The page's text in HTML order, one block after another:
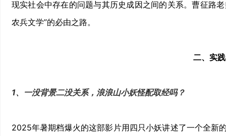
现实社会中存在的问题与其历史成因之间的关系。曹征路
农兵文学”的必由之路。
二、实
1、一没背景二没关系，浪浪山小妖怪配取经吗？
2025年暑期档爆火的这部影片用四只小妖讲述了一个全新